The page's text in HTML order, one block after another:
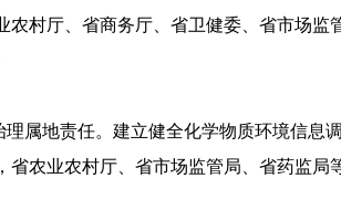
村厅、省商务厅、省卫健委、省市场监
属地责任。建立健全化学物质环境信息
农业农村厅、省市场监管局、省药监局